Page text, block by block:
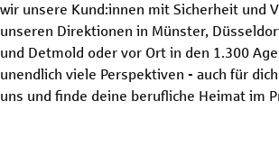
wir unsere Kund:innen mit Sicherheit und
unseren Direktionen in Münster,
und Detmold oder vor Ort in den 1.300
unendlich viele Perspektiven - auch für
uns und finde deine berufliche Heimat im